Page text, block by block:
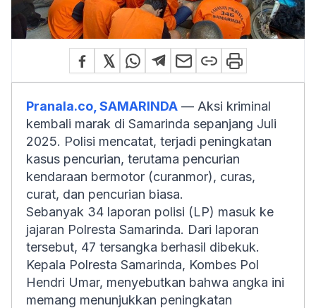
Pranala.co, SAMARINDA — Aksi kriminal
kembali marak di Samarinda sepanjang Juli
2025. Polisi mencatat, terjadi peningkatan
kasus pencurian, terutama pencurian
kendaraan bermotor (curanmor), curas,
curat, dan pencurian biasa.
Sebanyak 34 laporan polisi (LP) masuk ke
jajaran Polresta Samarinda. Dari laporan
tersebut, 47 tersangka berhasil dibekuk.
Kepala Polresta Samarinda, Kombes Pol
Hendri Umar, menyebutkan bahwa angka ini
memang menunjukkan peningkatan